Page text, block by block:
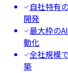
自社特有
開発
最大枠の
動化
全社規模
築